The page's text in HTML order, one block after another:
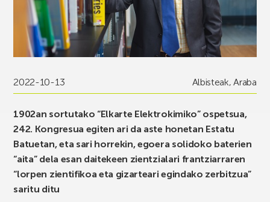
2022-10-13 Albisteak,Araba
1902an sortutako “Elkarte Elektrokimiko” ospetsua,
242. Kongresua egiten ari da aste honetan Estatu
Batuetan, eta sari horrekin, egoera solidoko baterien
“aita” dela esan daitekeen zientzialari frantziarraren
“lorpen zientifikoa eta gizarteari egindako zerbitzua”
saritu ditu